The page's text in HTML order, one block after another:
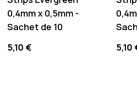
0,4mm x 0,5mm -
Sachet de 10
Precio
5,10 € 5,10